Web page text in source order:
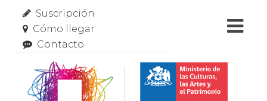
Suscripción
Cómo llegar
Contacto